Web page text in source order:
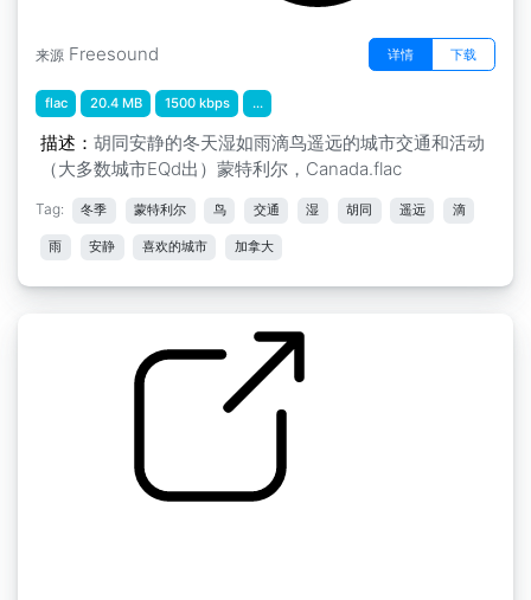
来源 Freesound 详情 下载
flac 20.4 MB 1500 kbps ...
描述： 胡同安静的冬天湿如雨滴鸟遥远的城市交通和活动
（大多数城市EQd出）蒙特利尔，Canada.flac
Tag: 冬季 蒙特利尔 鸟 交通 湿 胡同 遥远 滴
雨 安静 喜欢的城市 加拿大